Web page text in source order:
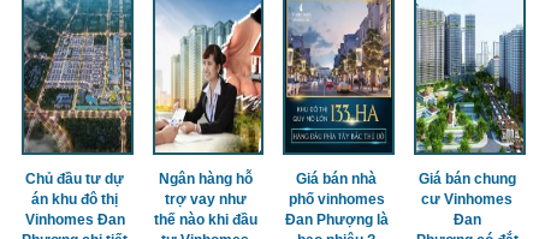
Chủ đầu tư dự
án khu đô thị
Vinhomes Đan
Ngân hàng hỗ
trợ vay như
thế nào khi đầu
Giá bán nhà
phố vinhomes
Đan Phượng là
Giá bán chung
cư Vinhomes
Đan